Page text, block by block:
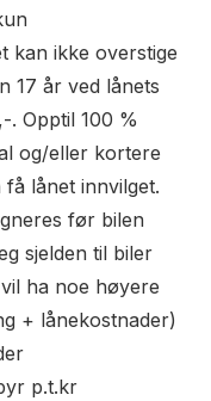
kan ikke overstige
17 år ved lånets
. Opptil 100 %
og/eller kortere
lånet innvilget.
før bilen
sjelden til biler
ha noe høyere
+ lånekostnader)
p.t.kr